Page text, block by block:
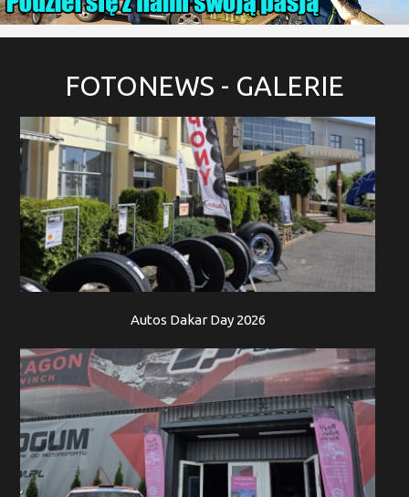
FOTONEWS - GALERIE
Autos Dakar Day 2026